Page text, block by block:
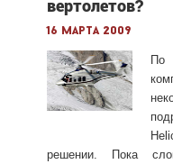
вертолетов?
16 марта 2009
По
решении. Пока